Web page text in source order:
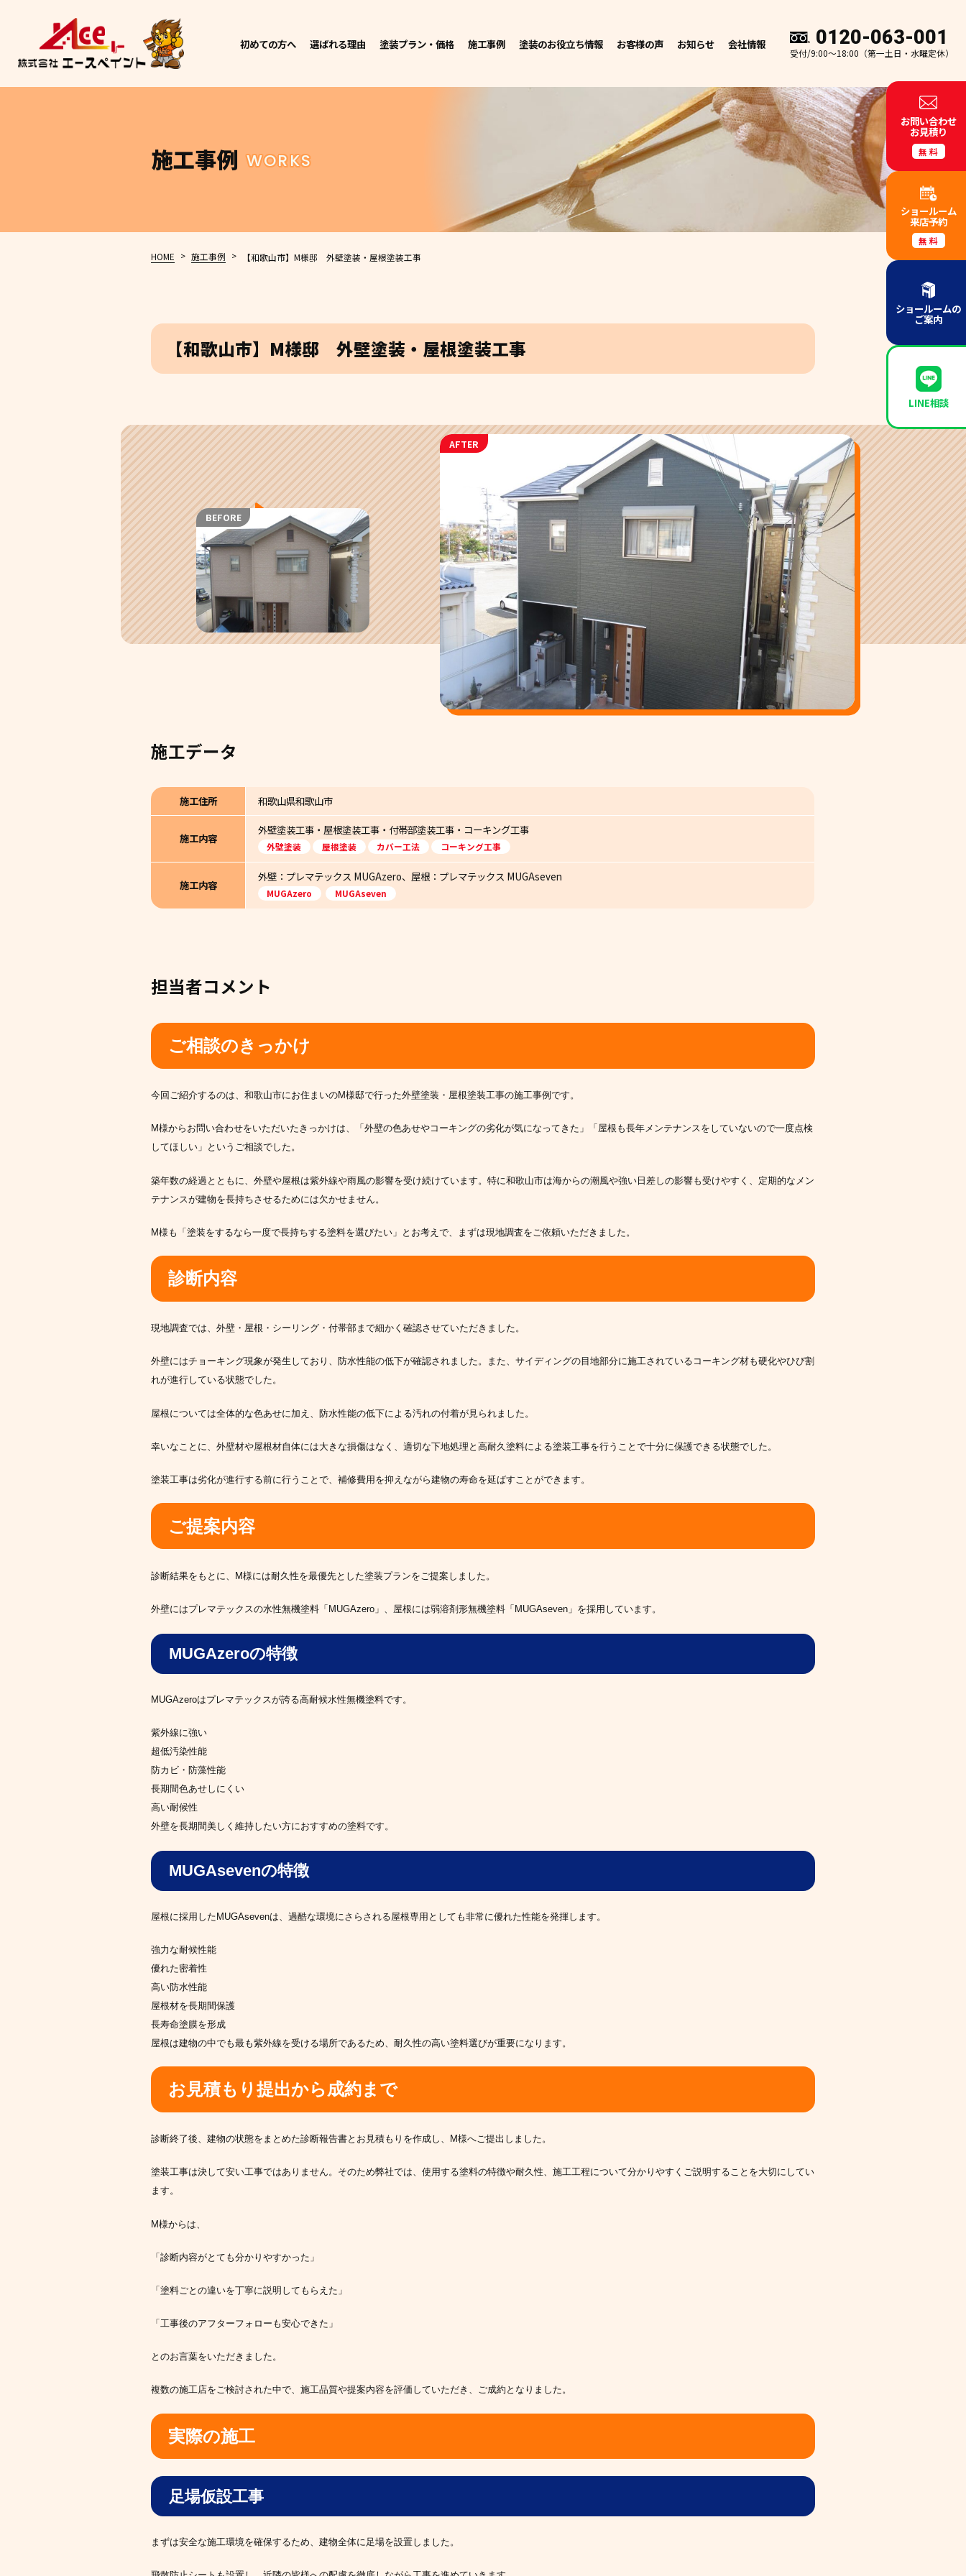
初めての方へ 選ばれる理由 塗装プラン・価格 施工事例 塗装のお役立ち情報 お客様の声 お知らせ 会社情報 0120-063-001
受付/9:00～18:00（第一土日・水曜定休）
施工事例 WORKS
HOME > 施工事例 > 【和歌山市】M様邸 外壁塗装・屋根塗装工事
【和歌山市】M様邸 外壁塗装・屋根塗装工事
BEFORE
AFTER
施工データ
施工住所 和歌山県和歌山市
施工内容
外壁塗装工事・屋根塗装工事・付帯部塗装工事・コーキング工事
外壁塗装 屋根塗装 カバー工法 コーキング工事
施工内容
外壁：プレマテックス MUGAzero、屋根：プレマテックス MUGAseven
MUGAzero MUGAseven
担当者コメント
ご相談のきっかけ
今回ご紹介するのは、和歌山市にお住まいのM様邸で行った外壁塗装・屋根塗装工事の施工事例です。
M様からお問い合わせをいただいたきっかけは、「外壁の色あせやコーキングの劣化が気になってきた」「屋根も長年メンテナンスをしていないので一度点検
してほしい」というご相談でした。
築年数の経過とともに、外壁や屋根は紫外線や雨風の影響を受け続けています。特に和歌山市は海からの潮風や強い日差しの影響も受けやすく、定期的なメン
テナンスが建物を長持ちさせるためには欠かせません。
M様も「塗装をするなら一度で長持ちする塗料を選びたい」とお考えで、まずは現地調査をご依頼いただきました。
診断内容
現地調査では、外壁・屋根・シーリング・付帯部まで細かく確認させていただきました。
外壁にはチョーキング現象が発生しており、防水性能の低下が確認されました。また、サイディングの目地部分に施工されているコーキング材も硬化やひび割
れが進行している状態でした。
屋根については全体的な色あせに加え、防水性能の低下による汚れの付着が見られました。
幸いなことに、外壁材や屋根材自体には大きな損傷はなく、適切な下地処理と高耐久塗料による塗装工事を行うことで十分に保護できる状態でした。
塗装工事は劣化が進行する前に行うことで、補修費用を抑えながら建物の寿命を延ばすことができます。
ご提案内容
診断結果をもとに、M様には耐久性を最優先とした塗装プランをご提案しました。
外壁にはプレマテックスの水性無機塗料「MUGAzero」、屋根には弱溶剤形無機塗料「MUGAseven」を採用しています。
MUGAzeroの特徴
MUGAzeroはプレマテックスが誇る高耐候水性無機塗料です。
紫外線に強い
超低汚染性能
防カビ・防藻性能
長期間色あせしにくい
高い耐候性
外壁を長期間美しく維持したい方におすすめの塗料です。
MUGAsevenの特徴
屋根に採用したMUGAsevenは、過酷な環境にさらされる屋根専用としても非常に優れた性能を発揮します。
強力な耐候性能
優れた密着性
高い防水性能
屋根材を長期間保護
長寿命塗膜を形成
屋根は建物の中でも最も紫外線を受ける場所であるため、耐久性の高い塗料選びが重要になります。
お見積もり提出から成約まで
診断終了後、建物の状態をまとめた診断報告書とお見積もりを作成し、M様へご提出しました。
塗装工事は決して安い工事ではありません。そのため弊社では、使用する塗料の特徴や耐久性、施工工程について分かりやすくご説明することを大切にしてい
ます。
M様からは、
「診断内容がとても分かりやすかった」
「塗料ごとの違いを丁寧に説明してもらえた」
「工事後のアフターフォローも安心できた」
とのお言葉をいただきました。
複数の施工店をご検討された中で、施工品質や提案内容を評価していただき、ご成約となりました。
実際の施工
足場仮設工事
まずは安全な施工環境を確保するため、建物全体に足場を設置しました。
お問い合わせ
お見積り
無料
ショールーム
来店予約
無料
ショールームの
ご案内
LINE相談